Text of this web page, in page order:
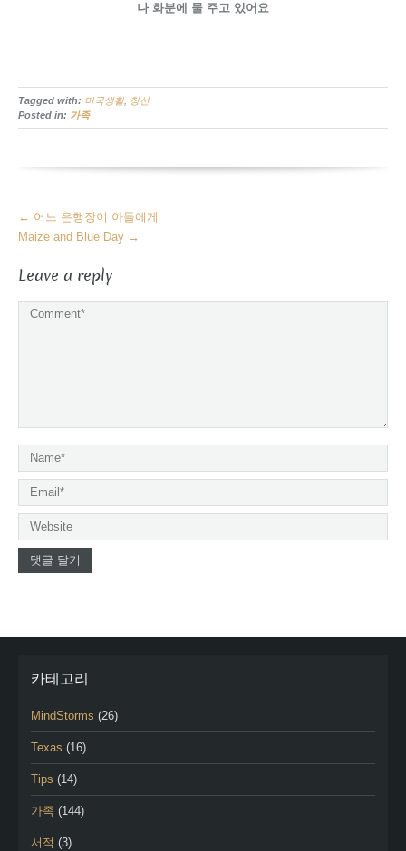
나 화분에 물 주고 있어요
Tagged with: 미국생활, 창선
Posted in: 가족
More
Articles
← 어느 은행장이 아들에게
Maize and Blue Day →
Leave a reply
카테고리
MindStorms (26)
Texas (16)
Tips (14)
가족 (144)
서적 (3)